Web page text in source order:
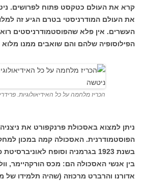
קרא את העולם כטקסט פתוח לפרושים.
את העולם המודרניסטי בטרם הגיע זה
העשרים. אין פלא שהפוסטמודרניסטים
הפילוסופיה שלהם והם שואבים ממנו מלוא
הכריז מלחמה על כל האידיאולוגיות.
ניתן למצוא באסכולת פרנקפורט את
הפוסטמודרנית. האסכולה קמה במכון
בשנת 1923 בגרמניה וסופח
בין אנשי האסכולה הם: מכס הורקהיימר,
אדורנו והרברט מרכוזה (שהיה תלמידו של